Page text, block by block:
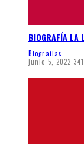
BIOGRAFÍA LA
Biografias
junio 5, 2022